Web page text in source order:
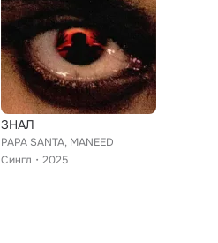
ЗНАЛ
PAPA SANTA, MANEED
Сингл
2025